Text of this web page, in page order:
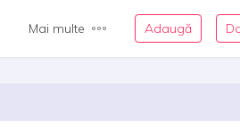
Mai multe Adaugă